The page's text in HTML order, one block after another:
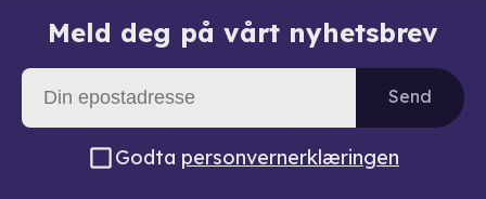
Meld deg på vårt nyhetsbrev
Send
Godta personvernerklæringen